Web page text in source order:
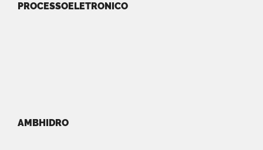
PROCESSOELETRONICO
AMBHIDRO